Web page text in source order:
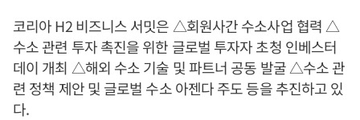
코리아 H2 비즈니스 서밋은 △회원사간 수소사업 협력 △
수소 관련 투자 촉진을 위한 글로벌 투자자 초청 인베스터
데이 개최 △해외 수소 기술 및 파트너 공동 발굴 △수소 관
련 정책 제안 및 글로벌 수소 아젠다 주도 등을 추진하고 있
다.